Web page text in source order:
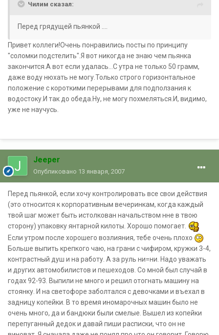
Чилим сказал:
Перед грядущей пьянкой ....
Привет коллеги!Очень понравились посты по принципу
"соломки подстелить".Я вот никогда не знаю чем пьянка
закончится.А вот если удалась...С утра не только 50 грамм,
даже воду нюхать не могу.Только строго горизонтальное
положение с короткими перерывами для подползания к
водостоку.И так до обеда.Ну, не могу похмеляться.И, видимо,
уже не научусь.
Jeeper
Опубликовано 13 января, 2007
Перед пьянкой, если хочу контролировать все свои действия
(это относится к корпоративным вечеринкам, когда каждый
твой шаг может быть истолкован начальством нне в твою
сторону) упаковку янтарной килоты. Хорошо помогает.
Если утром после хорошего возлияния, тебе очень плохо
Больше выпить крепкого чаю, на грани с чифиром, кружки 3-4,
контрастный душ и на работу. А за руль ни=ни. Надо уважать
и других автомобилистов и пешеходов. Со мной был случай в
годах 92-93. Выпили не много и решил отогнать машину на
стоянку. И на светофоре заболтался с девочками и въехал в
задницу копейки. В то время иномарочных машин было не
очень много, да и бандюки были смелые. Вышел из копейки
перепуганный дедок и давай пиши расписки, что он не